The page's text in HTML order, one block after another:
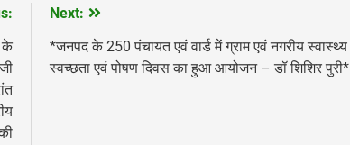
के
Next:
*जनपद के 250 पंचायत एवं वार्ड में ग्राम एवं नगरीय स्वास्थ्य
स्वच्छता एवं पोषण दिवस का हुआ आयोजन – डॉ शिशिर पुरी*